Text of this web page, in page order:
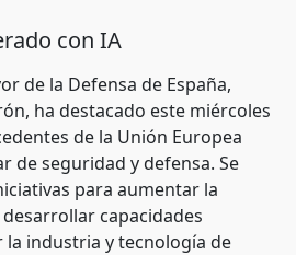
con IA
de la Defensa de España,
ha destacado este miércoles
de la Unión Europea
de seguridad y defensa. Se
para aumentar la
capacidades
industria y tecnología de